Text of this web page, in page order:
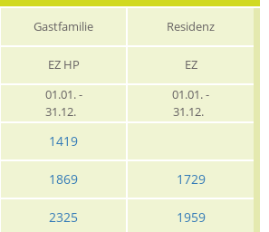
Gastfamilie Residenz
EZ HP
EZ
01.01. -
31.12.
01.01. -
31.12.
1419
1869 1729
2325 1959